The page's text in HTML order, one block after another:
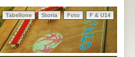
Tabellone Storia Foto F & U14